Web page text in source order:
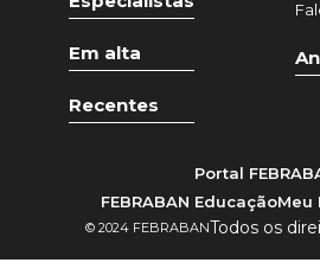
Em alta
Recentes
Portal
FEBRABAN EducaçãoMeu
© 2024 FEBRABANTodos os